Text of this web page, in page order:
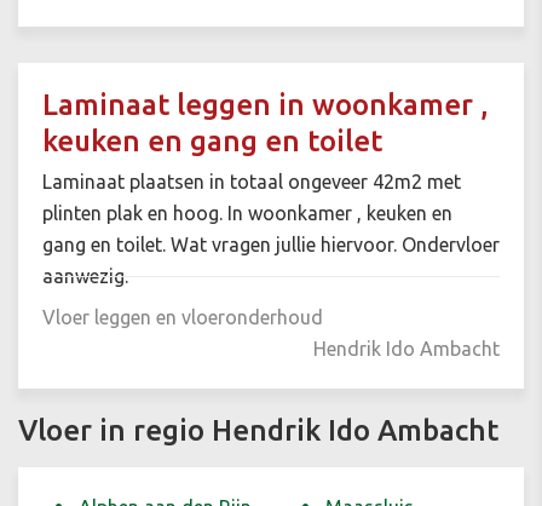
Laminaat leggen in woonkamer ,
keuken en gang en toilet
Laminaat plaatsen in totaal ongeveer 42m2 met
plinten plak en hoog. In woonkamer , keuken en
gang en toilet. Wat vragen jullie hiervoor. Ondervloer
aanwezig.
Vloer leggen en vloeronderhoud
Hendrik Ido Ambacht
Vloer in regio Hendrik Ido Ambacht